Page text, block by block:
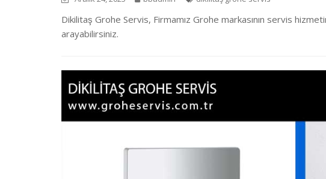
Dikilitaş Grohe Servis, Firmamız Grohe markasının servis
arayabilirsiniz.